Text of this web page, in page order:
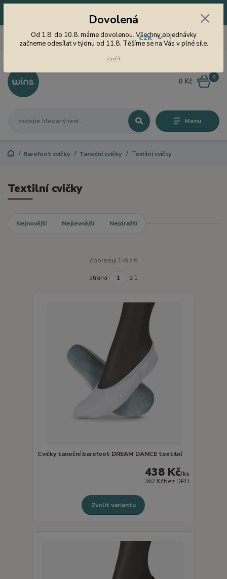
začneme odesílat v týdnu od 11.8. Těšíme se na Vás v plné síle.
Menu
CZK
605 747 185
Jsme tu pro Vás od 9 do 15
hodin
0
0 Kč
Barefoot cvičky Taneční cvičky Textilní cvičky
Textilní cvičky
Nejnovější Nejlevnější Nejdražší
Zobrazuji 1-6 z 6
strana z 1
Cvičky taneční barefoot DREAM DANCE textilní
438 Kč/ks
362 Kčbez DPH
Zvolit variantu
Dovolená
Od 1.8. do 10.8. máme dovolenou. Všechny objednávky
začneme odesílat v týdnu od 11.8. Těšíme se na Vás v plné síle.
Zavřít